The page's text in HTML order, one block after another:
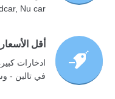
Nu car.
أقل
ادخارات
في تالين -